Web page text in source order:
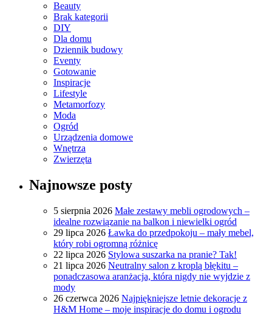
Beauty
Brak kategorii
DIY
Dla domu
Dziennik budowy
Eventy
Gotowanie
Inspiracje
Lifestyle
Metamorfozy
Moda
Ogród
Urządzenia domowe
Wnętrza
Zwierzęta
Najnowsze posty
5 sierpnia 2026 Małe zestawy mebli ogrodowych –
idealne rozwiązanie na balkon i niewielki ogród
29 lipca 2026 Ławka do przedpokoju – mały mebel,
który robi ogromną różnicę
22 lipca 2026 Stylowa suszarka na pranie? Tak!
21 lipca 2026 Neutralny salon z kroplą błękitu –
ponadczasowa aranżacja, która nigdy nie wyjdzie z
mody
26 czerwca 2026 Najpiękniejsze letnie dekoracje z
H&M Home – moje inspiracje do domu i ogrodu